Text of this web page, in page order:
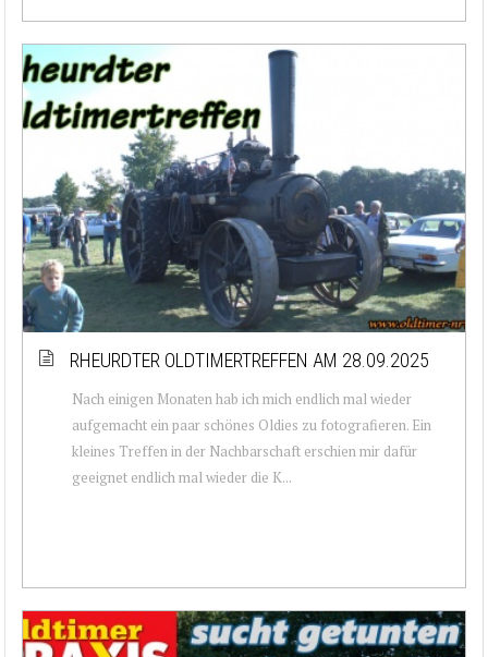
RHEURDTER OLDTIMERTREFFEN AM 28.09.2025
Nach einigen Monaten hab ich mich endlich mal wieder
aufgemacht ein paar schönes Oldies zu fotografieren. Ein
kleines Treffen in der Nachbarschaft erschien mir dafür
geeignet endlich mal wieder die K...